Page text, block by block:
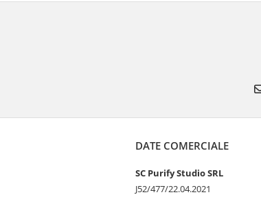
DATE COMERCIALE
SC Purify Studio SRL
J52/477/22.04.2021